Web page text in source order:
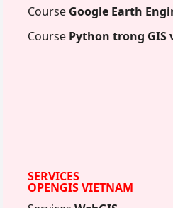
Course Google Earth
Course Python trong GIS
SERVICES
OPENGIS VIETNAM